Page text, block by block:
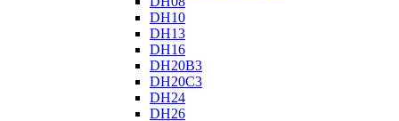
DH10
DH13
DH16
DH20B3
DH20C3
DH24
DH26